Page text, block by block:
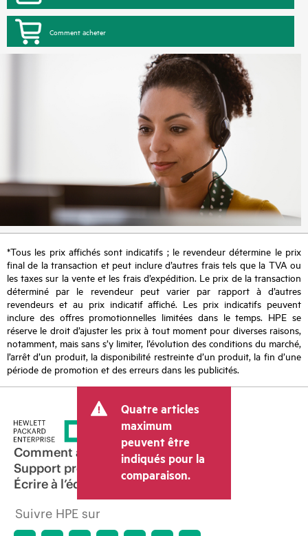
Comment acheter
*Tous les prix affichés sont indicatifs ; le revendeur détermine le prix
final de la transaction et peut inclure d’autres frais tels que la TVA ou
les taxes sur la vente et les frais d’expédition. Le prix de la transaction
déterminé par le revendeur peut varier par rapport à d’autres
revendeurs et au prix indicatif affiché. Les prix indicatifs peuvent
inclure des offres promotionnelles limitées dans le temps. HPE se
réserve le droit d’ajuster les prix à tout moment pour diverses raisons,
notamment, mais sans s’y limiter, l’évolution des conditions du marché,
l’arrêt d’un produit, la disponibilité restreinte d’un produit, la fin d’une
période de promotion et des erreurs dans les publicités.
Quatre articles
maximum
peuvent être
indiqués pour la
comparaison.
Comment acheter
Support produit
Écrire à l’équipe commerciale
Suivre HPE sur